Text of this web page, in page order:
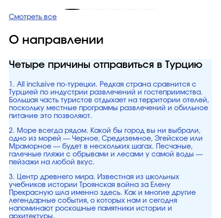
Смотреть все
О направлении
Четыре причины отправиться в Турцию
1. All inclusive по-турецки. Редкая страна сравнится с
Турцией по индустрии развлечений и гостеприимства.
Большая часть туристов отдыхает на территории отелей,
поскольку местные программы развлечений и обильное
питание это позволяют.
2. Море всегда рядом. Какой бы город вы ни выбрали,
одно из морей — Черное, Средиземное, Эгейское или
Мраморное — будет в нескольких шагах. Песчаные,
галечные пляжи с обрывами и лесами у самой воды —
пейзажи на любой вкус.
3. Центр древнего мира. Известная из школьных
учебников истории Троянская война за Елену
Прекрасную шла именно здесь. Как и многие другие
легендарные события, о которых нам и сегодня
напоминают роскошные памятники истории и
архитектуры.